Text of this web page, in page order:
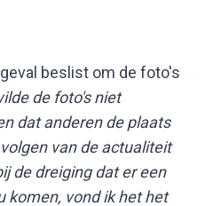
beslist om de foto's
de foto's niet
dat anderen de plaats
van de actualiteit
de dreiging dat er een
komen, vond ik het het